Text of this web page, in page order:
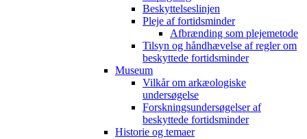
Beskyttelseslinjen
Pleje af fortidsminder
Afbrænding som plejemetode
Tilsyn og håndhævelse af regler om
beskyttede fortidsminder
Museum
Vilkår om arkæologiske
undersøgelse
Forskningsundersøgelser af
beskyttede fortidsminder
Historie og temaer